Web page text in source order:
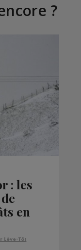
?
: les
en
Lève-Tôt